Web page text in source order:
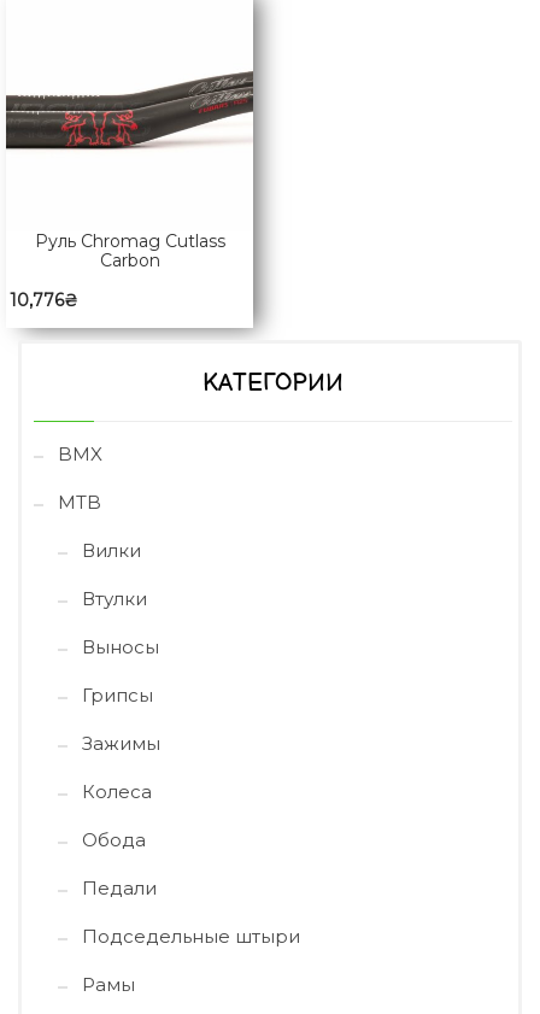
Руль Chromag Cutlass
Carbon
10,776₴
КАТЕГОРИИ
BMX
MTB
Вилки
Втулки
Выносы
Грипсы
Зажимы
Колеса
Обода
Педали
Подседельные штыри
Рамы